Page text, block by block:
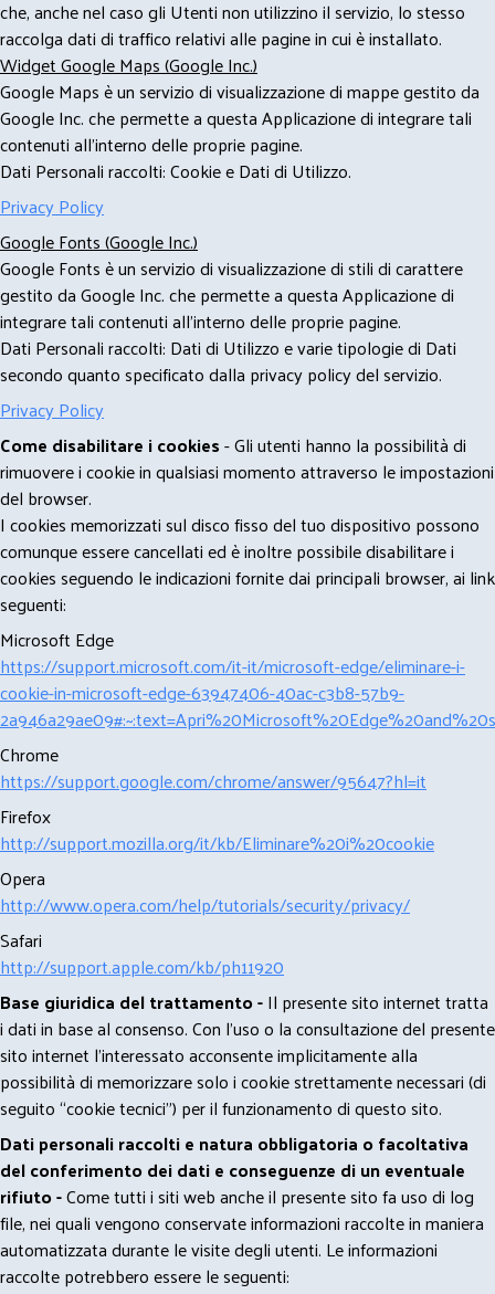
che, anche nel caso gli Utenti non utilizzino il servizio, lo stesso
raccolga dati di traffico relativi alle pagine in cui è installato.
Widget Google Maps (Google Inc.)
Google Maps è un servizio di visualizzazione di mappe gestito da
Google Inc. che permette a questa Applicazione di integrare tali
contenuti all'interno delle proprie pagine.
Dati Personali raccolti: Cookie e Dati di Utilizzo.
Privacy Policy
Google Fonts (Google Inc.)
Google Fonts è un servizio di visualizzazione di stili di carattere
gestito da Google Inc. che permette a questa Applicazione di
integrare tali contenuti all'interno delle proprie pagine.
Dati Personali raccolti: Dati di Utilizzo e varie tipologie di Dati
secondo quanto specificato dalla privacy policy del servizio.
Privacy Policy
Come disabilitare i cookies- Gli utenti hanno la possibilità di
rimuovere i cookie in qualsiasi momento attraverso le impostazioni
del browser.
I cookies memorizzati sul disco fisso del tuo dispositivo possono
comunque essere cancellati ed è inoltre possibile disabilitare i
cookies seguendo le indicazioni fornite dai principali browser, ai link
seguenti:
Microsoft Edge
https://support.microsoft.com/it-it/microsoft-edge/eliminare-i-
cookie-in-microsoft-edge-63947406-40ac-c3b8-57b9-
Chrome
https://support.google.com/chrome/answer/95647?hl=it
Firefox
http://support.mozilla.org/it/kb/Eliminare%20i%20cookie
Opera
http://www.opera.com/help/tutorials/security/privacy/
Safari
http://support.apple.com/kb/ph11920
Base giuridica del trattamento -Il presente sito internet tratta
i dati in base al consenso. Con l'uso o la consultazione del presente
sito internet l’interessato acconsente implicitamente alla
possibilità di memorizzare solo i cookie strettamente necessari (di
seguito “cookie tecnici”) per il funzionamento di questo sito.
Dati personali raccolti e natura obbligatoria o facoltativa
del conferimento dei dati e conseguenze di un eventuale
rifiuto -Come tutti i siti web anche il presente sito fa uso di log
file, nei quali vengono conservate informazioni raccolte in maniera
automatizzata durante le visite degli utenti. Le informazioni
raccolte potrebbero essere le seguenti: